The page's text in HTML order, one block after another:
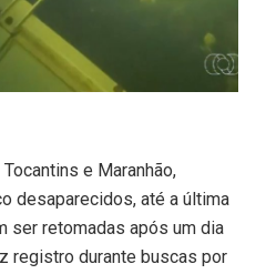
e Maranhão,
desaparecidos, até a última
ser retomadas após um dia
registro durante buscas por